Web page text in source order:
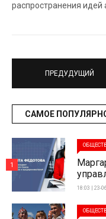
распространения идей
ПРЕДУДУЩИЙ
САМОЕ
18:03 | 23-
1